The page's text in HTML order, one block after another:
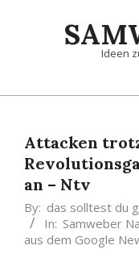
Ideen
Primary
MenuAttacken
an – Ntv
By: das solltest du
In: Samweber
aus dem Google